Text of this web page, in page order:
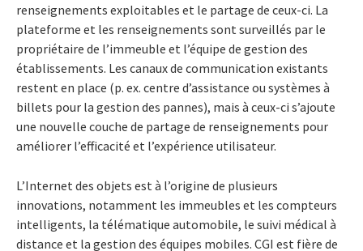
renseignements exploitables et le partage de ceux-ci. La
plateforme et les renseignements sont surveillés par le
propriétaire de l’immeuble et l’équipe de gestion des
établissements. Les canaux de communication existants
restent en place (p. ex. centre d’assistance ou systèmes à
billets pour la gestion des pannes), mais à ceux-ci s’ajoute
une nouvelle couche de partage de renseignements pour
améliorer l’efficacité et l’expérience utilisateur.
L’Internet des objets est à l’origine de plusieurs
innovations, notamment les immeubles et les compteurs
intelligents, la télématique automobile, le suivi médical à
distance et la gestion des équipes mobiles. CGI est fière de